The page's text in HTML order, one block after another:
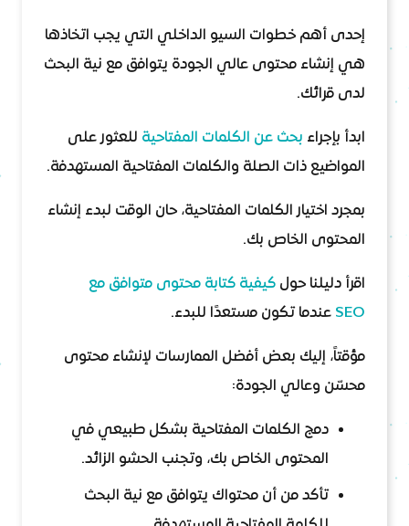
إحدى أهم خطوات السيو الداخلي التي يجب اتخاذها
هي إنشاء محتوى عالي الجودة يتوافق مع نية البحث
لدى قرائك.
ابدأ بإجراء بحث عن الكلمات المفتاحية للعثور على
المواضيع ذات الصلة والكلمات المفتاحية المستهدفة.
بمجرد اختيار الكلمات المفتاحية، حان الوقت لبدء إنشاء
المحتوى الخاص بك.
اقرأ دليلنا حول كيفية كتابة محتوى متوافق مع
SEO عندما تكون مستعدًا للبدء.
مؤقتاً، إليك بعض أفضل الممارسات لإنشاء محتوى
محسّن وعالي الجودة:
دمج الكلمات المفتاحية بشكل طبيعي في
المحتوى الخاص بك، وتجنب الحشو الزائد.
تأكد من أن محتواك يتوافق مع نية البحث